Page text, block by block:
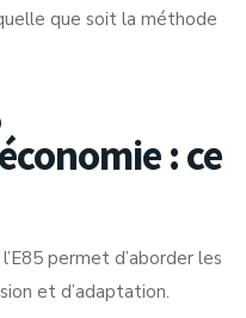
que soit la méthode
: ce
permet d’aborder les
et d’adaptation.